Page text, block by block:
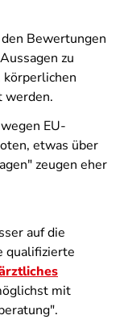
Bewertungen
zu
körperlichen
werden.
EU-
etwas über
zeugen eher
auf die
qualifizierte
mit